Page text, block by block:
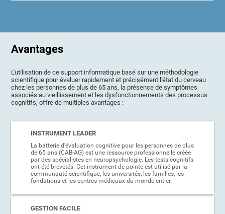
Avantages
L'utilisation de ce support informatique basé sur une méthodologie
scientifique pour évaluer rapidement et précisément l'état du cerveau
chez les personnes de plus de 65 ans, la présence de symptômes
associés au vieillissement et les dysfonctionnements des processus
cognitifs, offre de multiples avantages :
INSTRUMENT LEADER
La batterie d'évaluation cognitive pour les personnes de plus
de 65 ans (CAB-AG) est une ressource professionnelle créée
par des spécialistes en neuropsychologie. Les tests cognitifs
ont été brevetés. Cet instrument de pointe est utilisé par la
communauté scientifique, les universités, les familles, les
fondations et les centres médicaux du monde entier.
GESTION FACILE